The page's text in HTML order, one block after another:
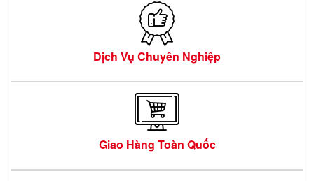
Dịch Vụ Chuyên Nghiệp
Giao Hàng Toàn Quốc